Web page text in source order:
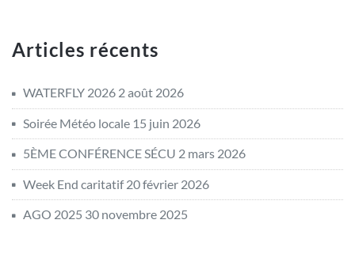
Articles récents
WATERFLY 2026 2 août 2026
Soirée Météo locale 15 juin 2026
5ÈME CONFÉRENCE SÉCU 2 mars 2026
Week End caritatif 20 février 2026
AGO 2025 30 novembre 2025